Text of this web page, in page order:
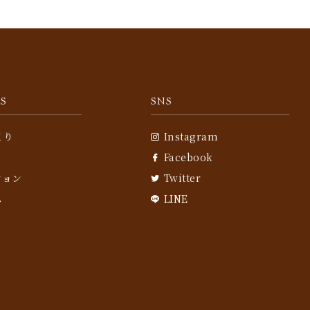
ン
SNS
Instagram
Facebook
Twitter
LINE